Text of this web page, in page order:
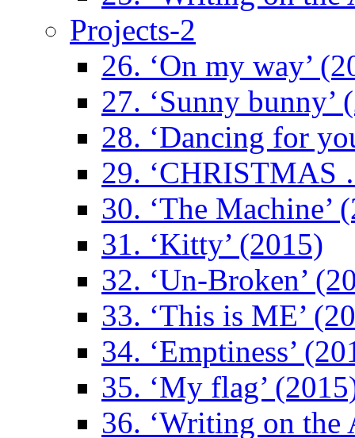
Projects-2
26. ‘On my way’
27. ‘Sunny bunny’
28. ‘Dancing for
29. ‘CHRISTMAS
30. ‘The Machine’
31. ‘Kitty’ (2015)
32. ‘Un-Broken’
33. ‘This is ME’
34. ‘Emptiness’
35. ‘My flag’
36. ‘Writing on the